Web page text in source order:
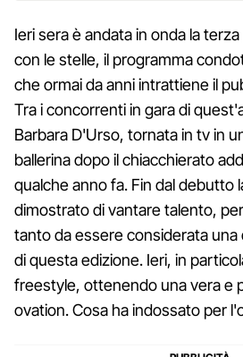
Ieri sera è andata in onda la
con le stelle, il programma
che ormai da anni intrattiene il
Tra i concorrenti in gara di
Barbara D'Urso, tornata in tv in
ballerina dopo il chiacchierato
qualche anno fa. Fin dal debutto
dimostrato di vantare talento,
tanto da essere considerata una
di questa edizione. Ieri, in
freestyle, ottenendo una vera e
ovation. Cosa ha indossato per